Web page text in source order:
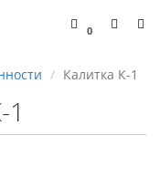
0
Калитка К-1